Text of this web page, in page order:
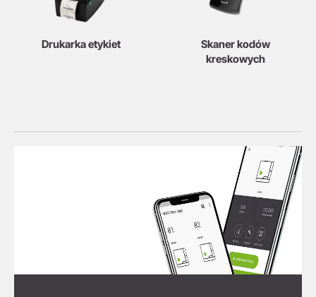
Drukarka etykiet
Skaner kodów
kreskowych